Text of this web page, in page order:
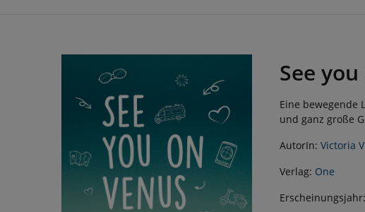
See
Eine bewegende
und ganz große
AutorIn: Victoria
Verlag: One